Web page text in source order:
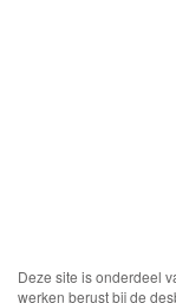
Deze site is onderdeel
werken berust bij de